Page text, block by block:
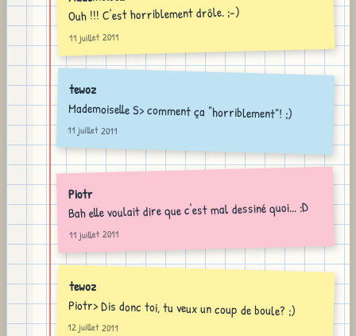
Ouh !!! C'est horriblement drôle. ;-)
11 juillet 2011
tewoz
Mademoiselle S> comment ça "horriblement"! ;)
11 juillet 2011
Piotr
Bah elle voulait dire que c'est mal dessiné quoi... :D
11 juillet 2011
tewoz
Piotr> Dis donc toi, tu veux un coup de boule? ;)
12 juillet 2011